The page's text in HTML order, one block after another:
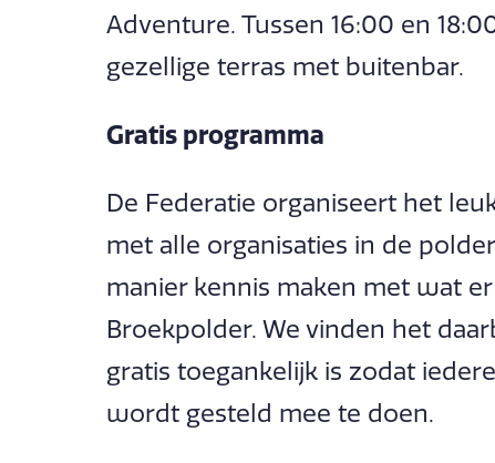
Adventure. Tussen 16:00 en
gezellige terras met buitenbar.
Gratis programma
De Federatie organiseert het
met alle organisaties in de
manier kennis maken met wat
Broekpolder. We vinden het
gratis toegankelijk is zodat
wordt gesteld mee te doen.